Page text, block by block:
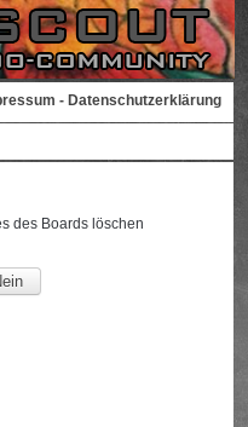
- Datenschutzerklärung
des Boards löschen